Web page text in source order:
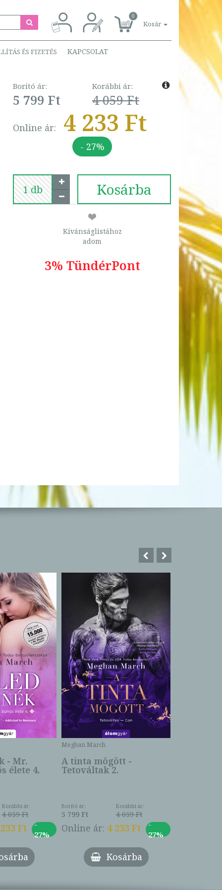
0
Kosár
ÉS FIZETÉS KAPCSOLAT
Borító ár:
5 799 Ft
Korábbi ár:
4 059 Ft
Online ár: 4 233 Ft
- 27%
Kosárba
Kívánságlistához
adom
3% TündérPont
- Mr.
élete 4.
Korábbi ár:
4 059 Ft
Ft
-
27%
Meghan March
A tinta mögött -
Tetováltak 2.
Borító ár:
5 799 Ft
Korábbi ár:
4 059 Ft
Online ár: 4 233 Ft
-
27%
Kosárba